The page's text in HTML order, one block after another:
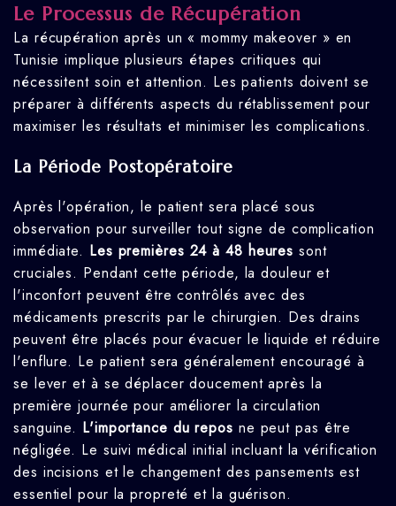
Le Processus de Récupération
La récupération après un « mommy makeover » en
Tunisie implique plusieurs étapes critiques qui
nécessitent soin et attention. Les patients doivent se
préparer à différents aspects du rétablissement pour
maximiser les résultats et minimiser les complications.
La Période Postopératoire
Après l'opération, le patient sera placé sous
observation pour surveiller tout signe de complication
immédiate. Les premières 24 à 48 heures sont
cruciales. Pendant cette période, la douleur et
l'inconfort peuvent être contrôlés avec des
médicaments prescrits par le chirurgien. Des drains
peuvent être placés pour évacuer le liquide et réduire
l'enflure. Le patient sera généralement encouragé à
se lever et à se déplacer doucement après la
première journée pour améliorer la circulation
sanguine. L'importance du repos ne peut pas être
négligée. Le suivi médical initial incluant la vérification
des incisions et le changement des pansements est
essentiel pour la propreté et la guérison.